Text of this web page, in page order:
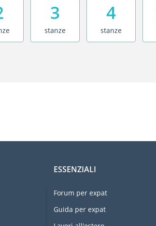
3
stanze
4
stanze
ESSENZIALI
Forum per expat
Guida per expat